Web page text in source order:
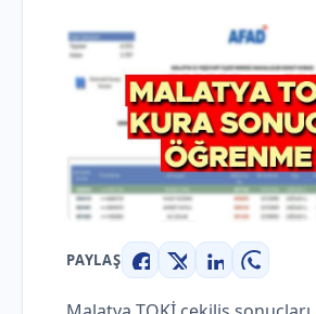
PAYLAŞ
Facebook
X LinkedIn